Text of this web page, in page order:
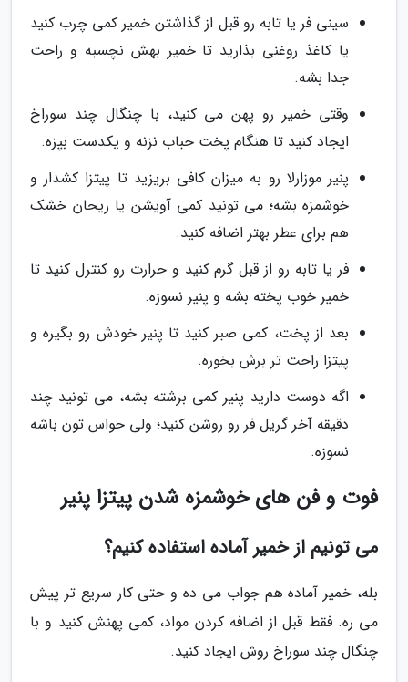
سینی فر یا تابه رو قبل از گذاشتن خمیر کمی چرب کنید
یا کاغذ روغنی بذارید تا خمیر بهش نچسبه و راحت
جدا بشه.
وقتی خمیر رو پهن می کنید، با چنگال چند سوراخ
ایجاد کنید تا هنگام پخت حباب نزنه و یکدست بپزه.
پنیر موزارلا رو به میزان کافی بریزید تا پیتزا کشدار و
خوشمزه بشه؛ می تونید کمی آویشن یا ریحان خشک
هم برای عطر بهتر اضافه کنید.
فر یا تابه رو از قبل گرم کنید و حرارت رو کنترل کنید تا
خمیر خوب پخته بشه و پنیر نسوزه.
بعد از پخت، کمی صبر کنید تا پنیر خودش رو بگیره و
پیتزا راحت تر برش بخوره.
اگه دوست دارید پنیر کمی برشته بشه، می تونید چند
دقیقه آخر گریل فر رو روشن کنید؛ ولی حواس تون باشه
نسوزه.
فوت و فن های خوشمزه شدن پیتزا پنیر
می تونیم از خمیر آماده استفاده کنیم؟
بله، خمیر آماده هم جواب می ده و حتی کار سریع تر پیش
می ره. فقط قبل از اضافه کردن مواد، کمی پهنش کنید و با
چنگال چند سوراخ روش ایجاد کنید.